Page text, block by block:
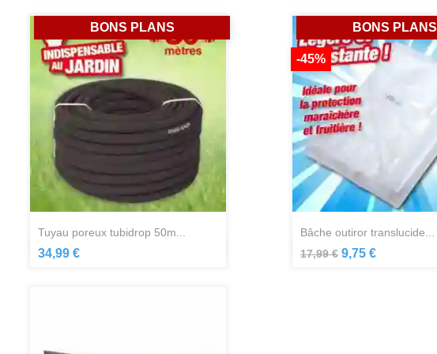
tuyau poreux tubidrop 50m...
34,99 €
BONS PLANS
bâche outiror translucide...
17,99 €
-45%
9,75 €
BONS PLANS
Aperçu rapide